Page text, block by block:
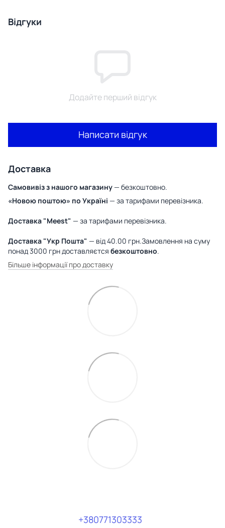
Відгуки
Додайте перший відгук
Написати відгук
Доставка
Самовивіз з нашого магазину— безкоштовно.
«Новою поштою» по Україні — за тарифами перевізника.
Доставка "Meest" — за тарифами перевізника.
Доставка "Укр Пошта" — від 40.00 грн.Замовлення на суму
понад 3000 грн доставляєтся безкоштовно.
Більше інформації про доставку
+380771303333